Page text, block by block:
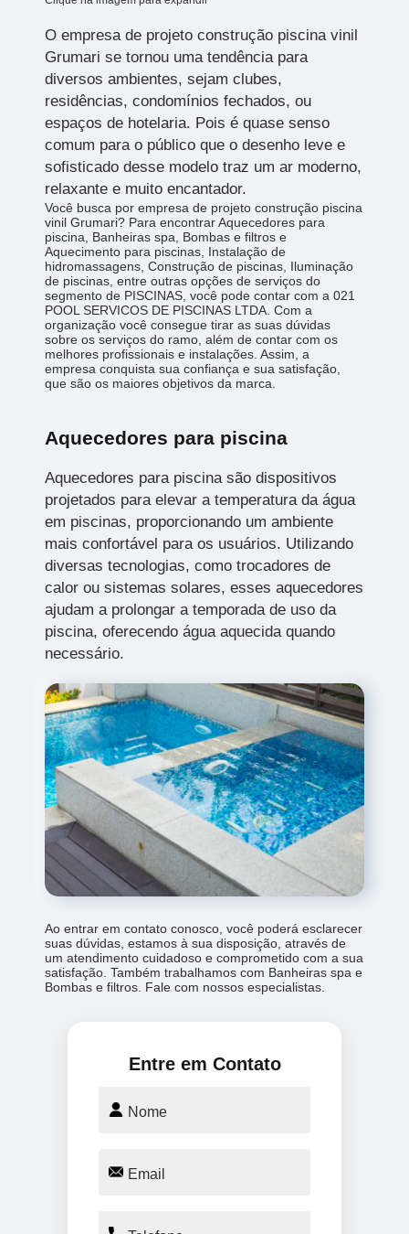
O empresa de projeto construção piscina vinil
Grumari se tornou uma tendência para
diversos ambientes, sejam clubes,
residências, condomínios fechados, ou
espaços de hotelaria. Pois é quase senso
comum para o público que o desenho leve e
sofisticado desse modelo traz um ar moderno,
relaxante e muito encantador.
Você busca por empresa de projeto construção piscina
vinil Grumari? Para encontrar Aquecedores para
piscina, Banheiras spa, Bombas e filtros e
Aquecimento para piscinas, Instalação de
hidromassagens, Construção de piscinas, Iluminação
de piscinas, entre outras opções de serviços do
segmento de PISCINAS, você pode contar com a 021
POOL SERVICOS DE PISCINAS LTDA. Com a
organização você consegue tirar as suas dúvidas
sobre os serviços do ramo, além de contar com os
melhores profissionais e instalações. Assim, a
empresa conquista sua confiança e sua satisfação,
que são os maiores objetivos da marca.
Aquecedores para piscina
Aquecedores para piscina são dispositivos
projetados para elevar a temperatura da água
em piscinas, proporcionando um ambiente
mais confortável para os usuários. Utilizando
diversas tecnologias, como trocadores de
calor ou sistemas solares, esses aquecedores
ajudam a prolongar a temporada de uso da
piscina, oferecendo água aquecida quando
necessário.
Ao entrar em contato conosco, você poderá esclarecer
suas dúvidas, estamos à sua disposição, através de
um atendimento cuidadoso e comprometido com a sua
satisfação. Também trabalhamos com Banheiras spa e
Bombas e filtros. Fale com nossos especialistas.
Entre em Contato